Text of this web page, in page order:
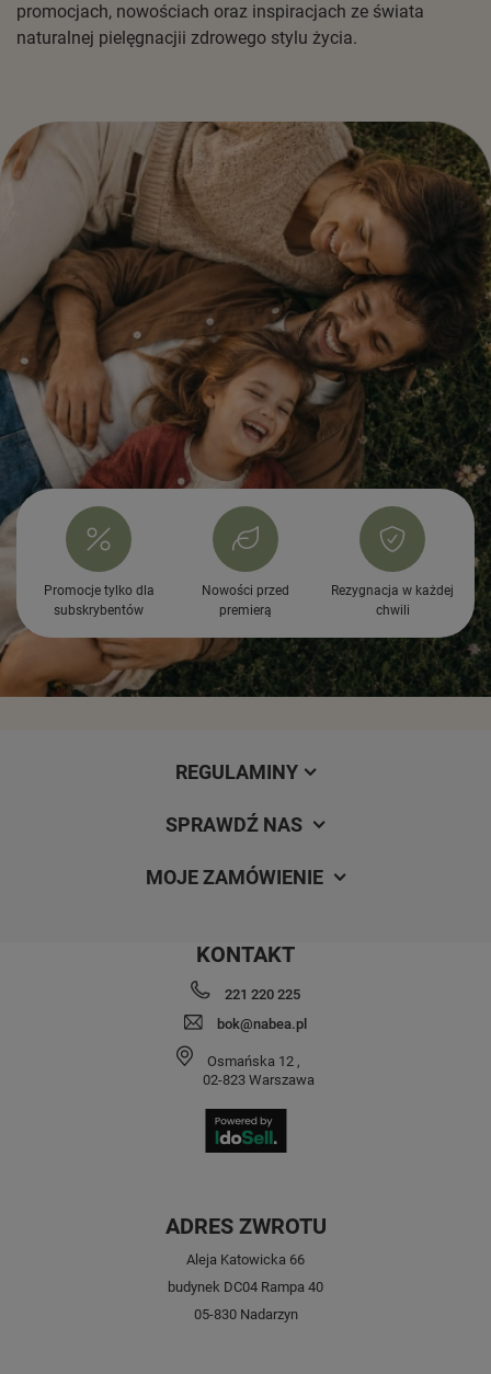
promocjach, nowościach oraz inspiracjach ze świata
naturalnej pielęgnacjii zdrowego stylu życia.
Promocje tylko dla
subskrybentów
Nowości przed
premierą
Rezygnacja w każdej
chwili
REGULAMINY
SPRAWDŹ NAS
MOJE ZAMÓWIENIE
KONTAKT
221 220 225
bok@nabea.pl
Osmańska 12 ,
02-823 Warszawa
ADRES ZWROTU
Aleja Katowicka 66
budynek DC04 Rampa 40
05-830 Nadarzyn